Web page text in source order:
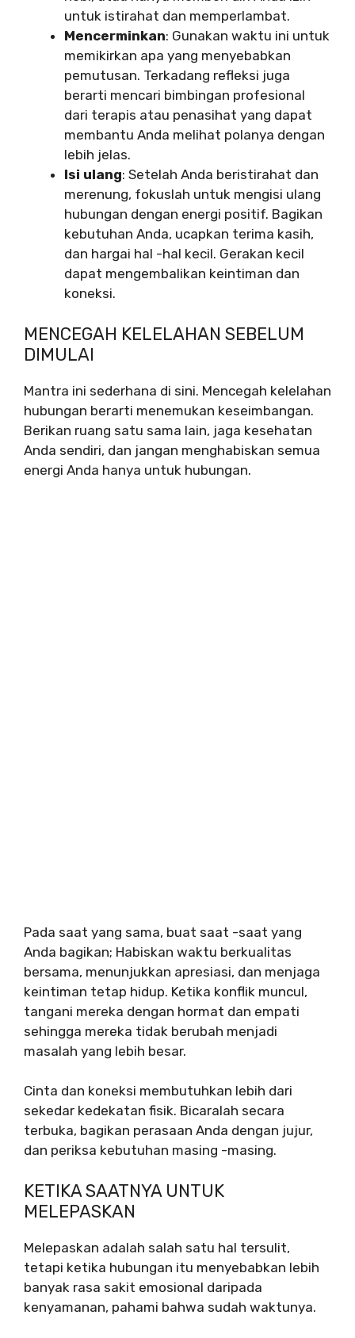
untuk istirahat dan memperlambat.
Mencerminkan: Gunakan waktu ini untuk
memikirkan apa yang menyebabkan
pemutusan. Terkadang refleksi juga
berarti mencari bimbingan profesional
dari terapis atau penasihat yang dapat
membantu Anda melihat polanya dengan
lebih jelas.
Isi ulang: Setelah Anda beristirahat dan
merenung, fokuslah untuk mengisi ulang
hubungan dengan energi positif. Bagikan
kebutuhan Anda, ucapkan terima kasih,
dan hargai hal -hal kecil. Gerakan kecil
dapat mengembalikan keintiman dan
koneksi.
MENCEGAH KELELAHAN SEBELUM
DIMULAI
Mantra ini sederhana di sini. Mencegah kelelahan
hubungan berarti menemukan keseimbangan.
Berikan ruang satu sama lain, jaga kesehatan
Anda sendiri, dan jangan menghabiskan semua
energi Anda hanya untuk hubungan.
Pada saat yang sama, buat saat -saat yang
Anda bagikan; Habiskan waktu berkualitas
bersama, menunjukkan apresiasi, dan menjaga
keintiman tetap hidup. Ketika konflik muncul,
tangani mereka dengan hormat dan empati
sehingga mereka tidak berubah menjadi
masalah yang lebih besar.
Cinta dan koneksi membutuhkan lebih dari
sekedar kedekatan fisik. Bicaralah secara
terbuka, bagikan perasaan Anda dengan jujur,
dan periksa kebutuhan masing -masing.
KETIKA SAATNYA UNTUK
MELEPASKAN
Melepaskan adalah salah satu hal tersulit,
tetapi ketika hubungan itu menyebabkan lebih
banyak rasa sakit emosional daripada
kenyamanan, pahami bahwa sudah waktunya.